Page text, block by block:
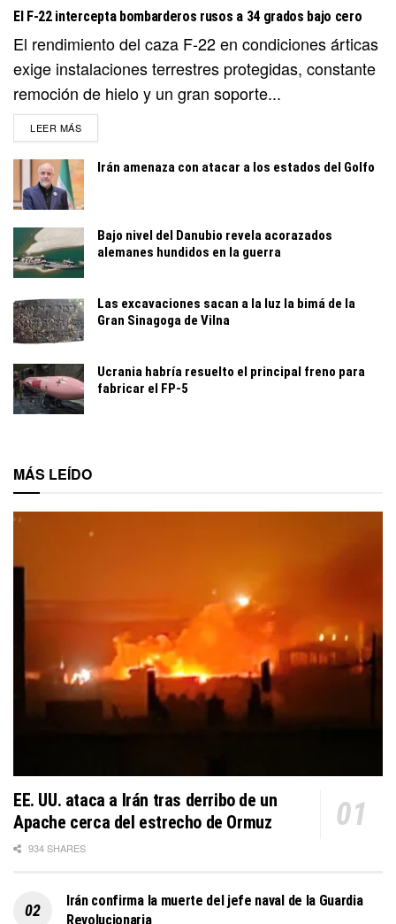
El F-22 intercepta bombarderos rusos a 34 grados bajo cero
El rendimiento del caza F-22 en condiciones árticas
exige instalaciones terrestres protegidas, constante
remoción de hielo y un gran soporte...
LEER MÁSDETAILS
Irán amenaza con atacar a los estados del Golfo
Bajo nivel del Danubio revela acorazados
alemanes hundidos en la guerra
Las excavaciones sacan a la luz la bimá de la
Gran Sinagoga de Vilna
Ucrania habría resuelto el principal freno para
fabricar el FP-5
MÁS LEÍDO
EE. UU. ataca a Irán tras derribo de un
Apache cerca del estrecho de Ormuz
934 SHARES
Irán confirma la muerte del jefe naval de la Guardia
Revolucionaria